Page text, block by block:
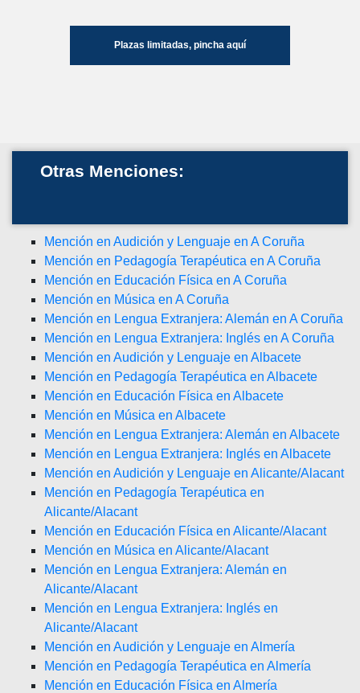
Plazas limitadas, pincha aquí
Otras Menciones:
Mención en Audición y Lenguaje en A Coruña
Mención en Pedagogía Terapéutica en A Coruña
Mención en Educación Física en A Coruña
Mención en Música en A Coruña
Mención en Lengua Extranjera: Alemán en A Coruña
Mención en Lengua Extranjera: Inglés en A Coruña
Mención en Audición y Lenguaje en Albacete
Mención en Pedagogía Terapéutica en Albacete
Mención en Educación Física en Albacete
Mención en Música en Albacete
Mención en Lengua Extranjera: Alemán en Albacete
Mención en Lengua Extranjera: Inglés en Albacete
Mención en Audición y Lenguaje en Alicante/Alacant
Mención en Pedagogía Terapéutica en
Alicante/Alacant
Mención en Educación Física en Alicante/Alacant
Mención en Música en Alicante/Alacant
Mención en Lengua Extranjera: Alemán en
Alicante/Alacant
Mención en Lengua Extranjera: Inglés en
Alicante/Alacant
Mención en Audición y Lenguaje en Almería
Mención en Pedagogía Terapéutica en Almería
Mención en Educación Física en Almería